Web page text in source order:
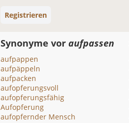
Registrieren
Synonyme vor aufpassen
aufpappen
aufpäppeln
aufpacken
aufopferungsvoll
aufopferungsfähig
Aufopferung
aufopfernder Mensch